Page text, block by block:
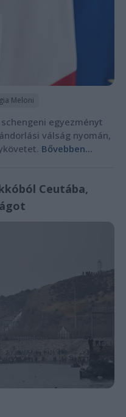
Meloni
egyezményt
válság nyomán,
Bővebben...
Ceutába,